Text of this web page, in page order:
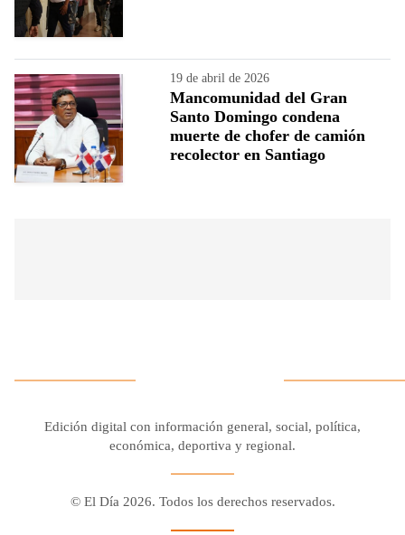
19 de abril de 2026
Mancomunidad del Gran
Santo Domingo condena
muerte de chofer de camión
recolector en Santiago
Edición digital con información general, social, política,
económica, deportiva y regional.
© El Día 2026. Todos los derechos reservados.